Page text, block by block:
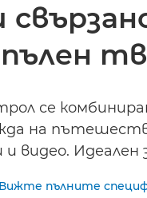
пълен
се
на
Идеален
Вижте пълните